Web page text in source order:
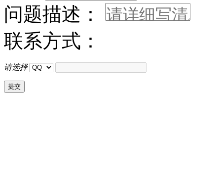
问题描述：
联系方式：
请选择